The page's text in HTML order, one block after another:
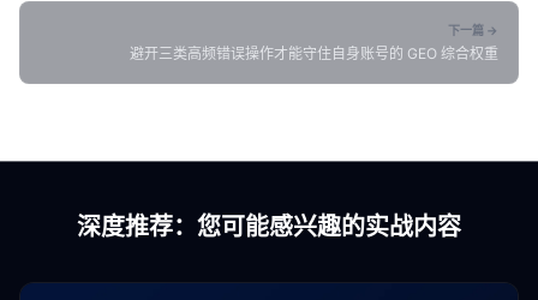
下一篇 →
避开三类高频错误操作才能守住自身账号的 GEO 综合权重
深度推荐：您可能感兴趣的实战内容